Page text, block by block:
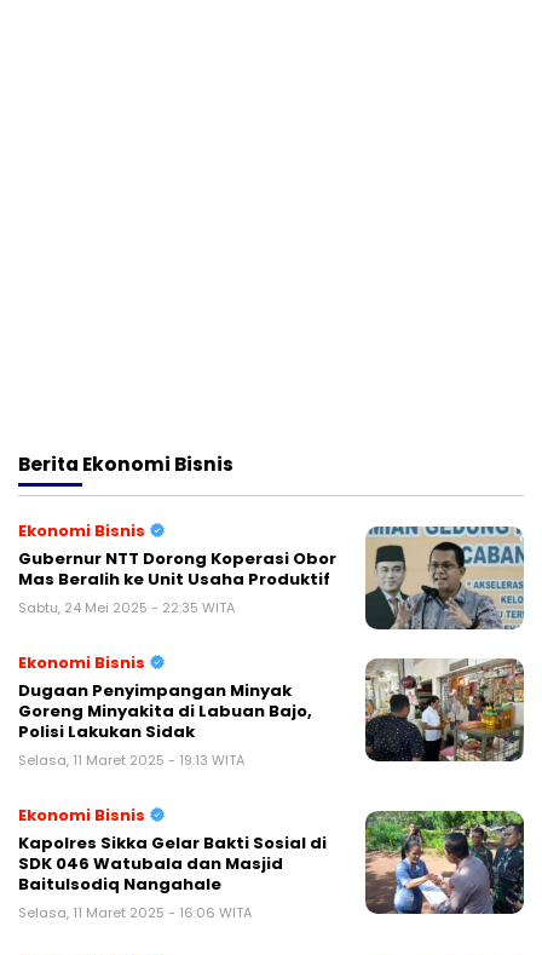
Berita Ekonomi Bisnis
Ekonomi Bisnis
Gubernur NTT Dorong Koperasi Obor
Mas Beralih ke Unit Usaha Produktif
Sabtu, 24 Mei 2025 - 22:35 WITA
Ekonomi Bisnis
Dugaan Penyimpangan Minyak
Goreng Minyakita di Labuan Bajo,
Polisi Lakukan Sidak
Selasa, 11 Maret 2025 - 19:13 WITA
Ekonomi Bisnis
Kapolres Sikka Gelar Bakti Sosial di
SDK 046 Watubala dan Masjid
Baitulsodiq Nangahale
Selasa, 11 Maret 2025 - 16:06 WITA